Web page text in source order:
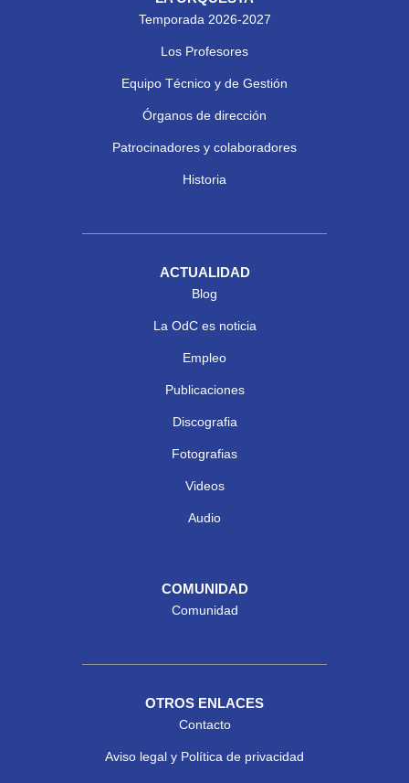
Temporada 2026-2027
Los Profesores
Equipo Técnico y de Gestión
Órganos de dirección
Patrocinadores y colaboradores
Historia
ACTUALIDAD
Blog
La OdC es noticia
Empleo
Publicaciones
Discografia
Fotografias
Videos
Audio
COMUNIDAD
Comunidad
OTROS ENLACES
Contacto
Aviso legal y Política de privacidad